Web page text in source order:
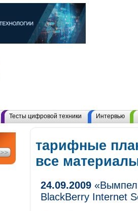
Тесты цифровой техники Интервью
тарифные
все
24.09.2009
BlackBerry Internet